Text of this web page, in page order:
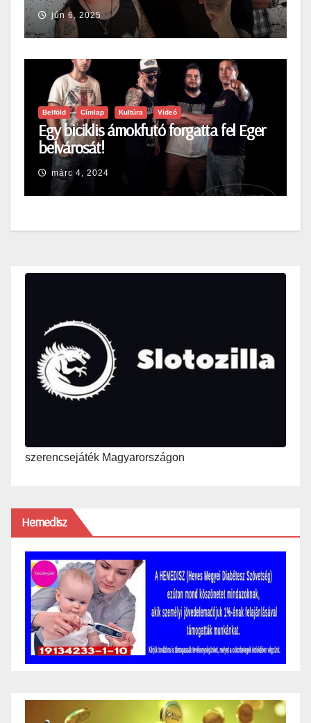
jún 6, 2025
Belföld Címlap Kultúra Videó
Egy biciklis ámokfutó forgatta fel Eger
belvárosát!
márc 4, 2024
szerencsejáték Magyarországon
Hemedisz